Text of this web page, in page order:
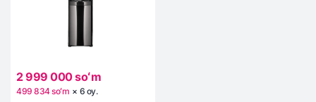
2 999 000 soʻm
499 834 soʻm × 6 oy.